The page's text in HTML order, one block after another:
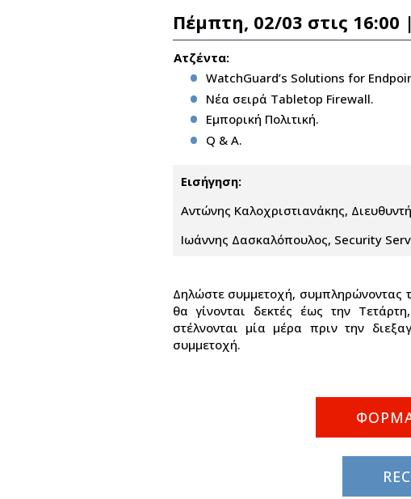
Πέμπτη, 02/03 στις 16:00
Ατζέντα:
WatchGuard’s Solutions for
Νέα σειρά Tabletop Firewall.
Εμπορική Πολιτική.
Q & A.
Εισήγηση:
Αντώνης Καλοχριστιανάκης,
Ιωάννης Δασκαλόπουλος, Security
Δηλώστε συμμετοχή, συμπληρώνοντας
θα γίνονται δεκτές έως την
στέλνονται μία μέρα πριν την
συμμετοχή.